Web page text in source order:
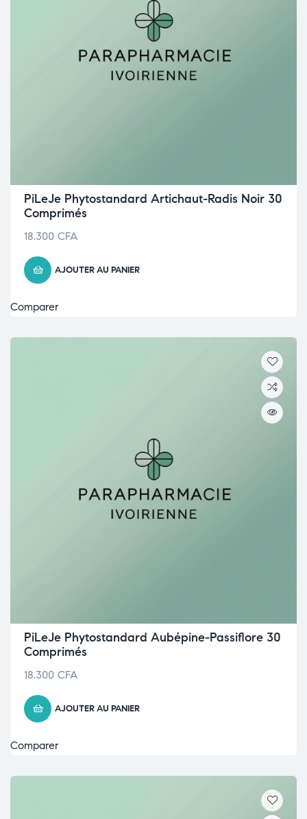
PiLeJe Phytostandard Artichaut-Radis Noir 30
Comprimés
18.300 CFA
AJOUTER AU PANIER
Comparer
PiLeJe Phytostandard Aubépine-Passiflore 30
Comprimés
18.300 CFA
AJOUTER AU PANIER
Comparer